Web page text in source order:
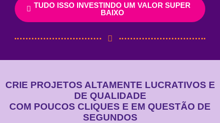
TUDO ISSO INVESTINDO UM VALOR SUPER
BAIXO
CRIE PROJETOS ALTAMENTE LUCRATIVOS E
DE QUALIDADE
COM POUCOS CLIQUES E EM QUESTÃO DE
SEGUNDOS